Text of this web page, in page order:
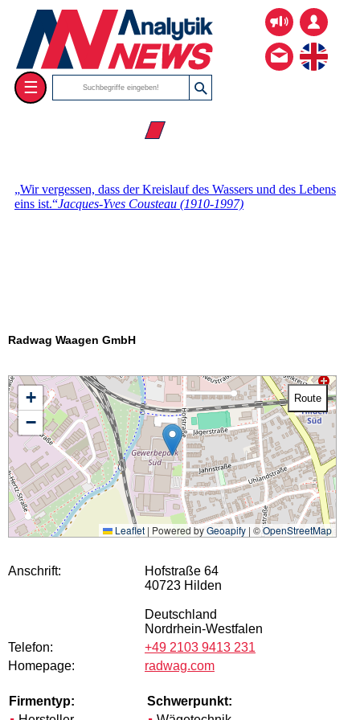
☰
☰ Firmenverzeichnis
Radwag Waagen GmbH
+
−
Route
Leaflet | Powered byGeoapify| ©OpenStreetMap
Anschrift:
Hofstraße 64
40723 Hilden
Deutschland
Nordrhein-Westfalen
Telefon:
+49 2103 9413 231
Homepage:
radwag.com
Firmentyp:
Schwerpunkt: